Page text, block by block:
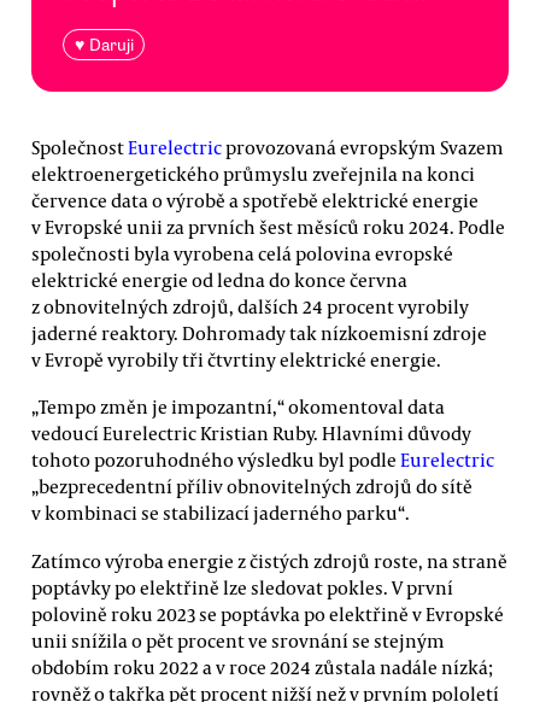
♥ Daruji
SpolečnostEurelectricprovozovaná evropským Svazem
elektroenergetického průmyslu zveřejnila na konci
července data o výrobě a spotřebě elektrické energie
v Evropské unii za prvních šest měsíců roku 2024. Podle
společnosti byla vyrobena celá polovina evropské
elektrické energie od ledna do konce června
z obnovitelných zdrojů, dalších 24 procent vyrobily
jaderné reaktory. Dohromady tak nízkoemisní zdroje
v Evropě vyrobily tři čtvrtiny elektrické energie.
„Tempo změn je impozantní,“ okomentoval data
vedoucí Eurelectric Kristian Ruby. Hlavními důvody
tohoto pozoruhodného výsledku byl podle Eurelectric
„bezprecedentní příliv obnovitelných zdrojů do sítě
v kombinaci se stabilizací jaderného parku“.
Zatímco výroba energie z čistých zdrojů roste, na straně
poptávky po elektřině lze sledovat pokles. V první
polovině roku 2023 se poptávka po elektřině v Evropské
unii snížila o pět procent ve srovnání se stejným
obdobím roku 2022 a v roce 2024 zůstala nadále nízká;
rovněž o takřka pět procent nižší než v prvním pololetí